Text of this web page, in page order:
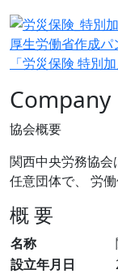
厚生労働省作成パ
「労災保険 特別
Company
協会概要
関西中央労務協
任意団体で、 労
概 要
名称
設立年月日